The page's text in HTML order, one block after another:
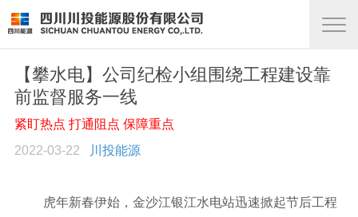
【攀水电】公司纪检小组围绕工程建设靠
前监督服务一线
紧盯热点 打通阻点 保障重点
2022-03-22
川投能源
虎年新春伊始，金沙江银江水电站迅速掀起节后工程